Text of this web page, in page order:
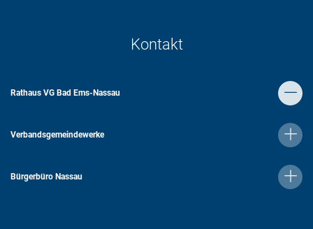
Kontakt
Rathaus VG Bad Ems-Nassau
Verbandsgemeindewerke
Bürgerbüro Nassau